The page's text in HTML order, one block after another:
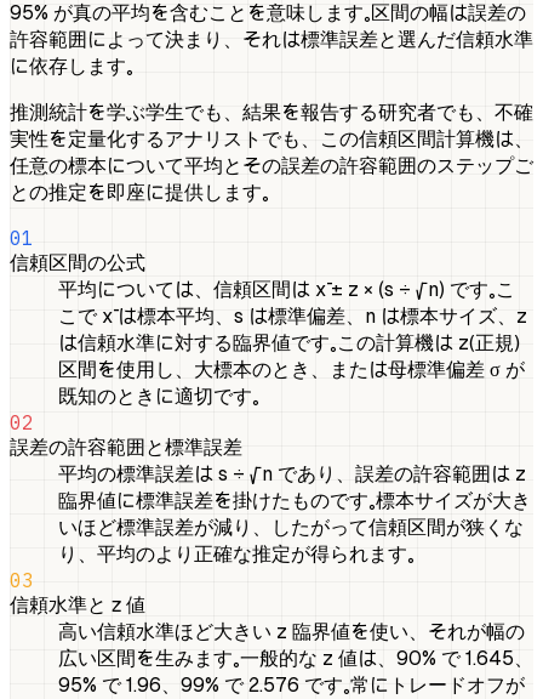
95% が真の平均を含むことを意味します。区間の幅は誤差の
許容範囲によって決まり、それは標準誤差と選んだ信頼水準
に依存します。
推測統計を学ぶ学生でも、結果を報告する研究者でも、不確
実性を定量化するアナリストでも、この信頼区間計算機は、
任意の標本について平均とその誤差の許容範囲のステップご
との推定を即座に提供します。
01
信頼区間の公式
平均については、信頼区間は x̄ ± z × (s ÷ √n) です。こ
こで x̄ は標本平均、s は標準偏差、n は標本サイズ、z
は信頼水準に対する臨界値です。この計算機は z（正規）
区間を使用し、大標本のとき、または母標準偏差 σ が
既知のときに適切です。
02
誤差の許容範囲と標準誤差
平均の標準誤差は s ÷ √n であり、誤差の許容範囲は z
臨界値に標準誤差を掛けたものです。標本サイズが大き
いほど標準誤差が減り、したがって信頼区間が狭くな
り、平均のより正確な推定が得られます。
03
信頼水準と z 値
高い信頼水準ほど大きい z 臨界値を使い、それが幅の
広い区間を生みます。一般的な z 値は、90% で 1.645、
95% で 1.96、99% で 2.576 です。常にトレードオフが